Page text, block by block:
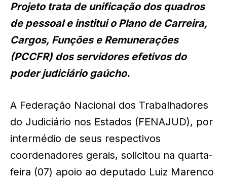
Projeto trata de unificação dos quadros
de pessoal e institui o Plano de Carreira,
Cargos, Funções e Remunerações
(PCCFR) dos servidores efetivos do
poder judiciário gaúcho.
A Federação Nacional dos Trabalhadores
do Judiciário nos Estados (FENAJUD), por
intermédio de seus respectivos
coordenadores gerais, solicitou na quarta-
feira (07) apoio ao deputado Luiz Marenco